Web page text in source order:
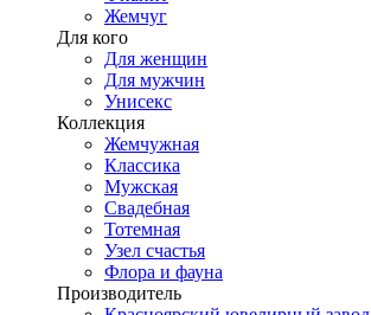
Жемчуг
Для кого
Для женщин
Для мужчин
Унисекс
Коллекция
Жемчужная
Классика
Мужская
Свадебная
Тотемная
Узел счастья
Флора и фауна
Производитель